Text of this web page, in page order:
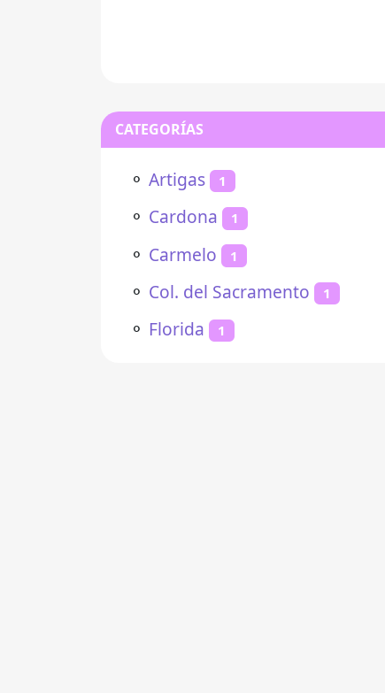
CATEGORÍAS
⚬ Artigas 1
⚬ Cardona 1
⚬ Carmelo 1
⚬ Col. del Sacramento 1
⚬ Florida 1